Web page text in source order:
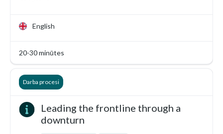
English
20-30 minūtes
Leading the frontline through a
downturn
Darba procesi